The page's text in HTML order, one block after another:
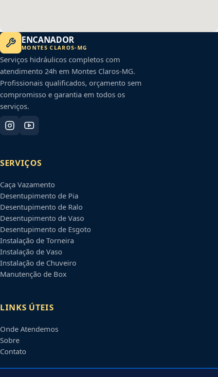
ENCANADOR
MONTES CLAROS- MG
Serviços hidráulicos completos com
atendimento 24h em Montes Claros-MG.
Profissionais qualificados, orçamento sem
compromisso e garantia em todos os
serviços.
SERVIÇOS
Caça Vazamento
Desentupimento de Pia
Desentupimento de Ralo
Desentupimento de Vaso
Desentupimento de Esgoto
Instalação de Torneira
Instalação de Vaso
Instalação de Chuveiro
Manutenção de Box
LINKS ÚTEIS
Onde Atendemos
Sobre
Contato